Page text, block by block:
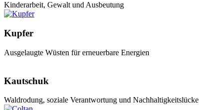
Kinderarbeit, Gewalt und Ausbeutung
Kupfer
Ausgelaugte Wüsten für erneuerbare Energien
Kautschuk
Waldrodung, soziale Verantwortung und Nachhaltigkeitslücke